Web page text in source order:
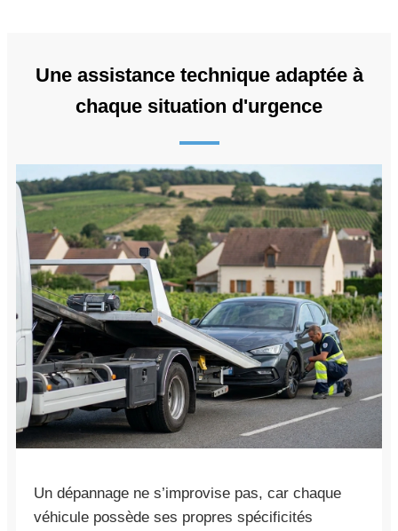
Une assistance technique adaptée à
chaque situation d'urgence
Un dépannage ne s’improvise pas, car chaque
véhicule possède ses propres spécificités